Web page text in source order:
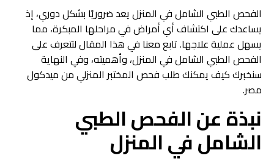
الفحص الطبي الشامل في المنزل يعد ضروريًا بشكل دوري، إذ
يساعدك على اكتشاف أي أمراض في مراحلها المبكرة، مما
يسهل عملية علاجها. تابع معنا في هذا المقال لتتعرف على
الفحص الطبي الشامل في المنزل، وأهميته، وفي النهاية
سنخبرك كيف يمكنك طلب فحص المختبر المنزلي من ميدكول
مصر.
نبذة عن الفحص الطبي
الشامل في المنزل